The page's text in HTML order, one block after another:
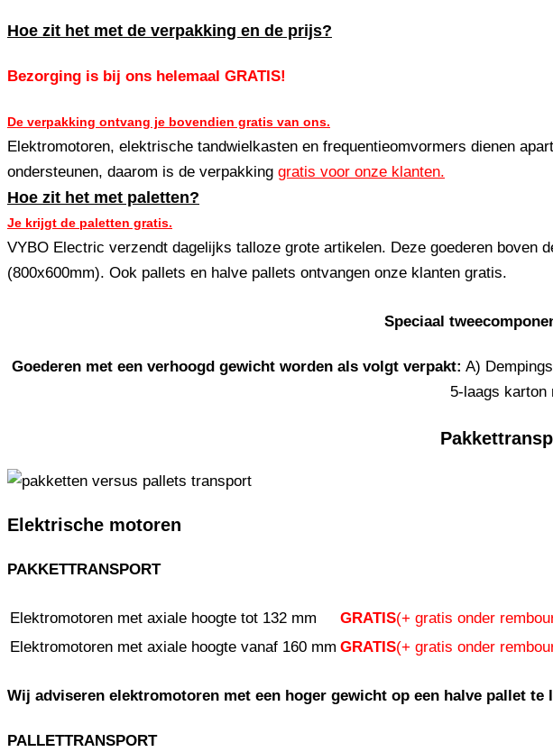
Hoe zit het met de verpakking en de prijs?
Bezorging is bij ons helemaal GRATIS!
De verpakking ontvang je bovendien gratis van ons.
Elektromotoren, elektrische tandwielkasten en frequentieomvormers dienen
ondersteunen, daarom is de verpakking gratis voor onze klanten.
Hoe zit het met paletten?
Je krijgt de paletten gratis.
VYBO Electric verzendt dagelijks talloze grote artikelen. Deze goederen boven
(800x600mm). Ook pallets en halve pallets ontvangen onze klanten gratis.
Speciaal
Goederen met een verhoogd gewicht worden als volgt verpakt: A)
5-laags
Elektrische motoren
PAKKETTRANSPORT
Elektromotoren met axiale hoogte tot 132 mm GRATIS(+ gratis onder
Elektromotoren met axiale hoogte vanaf 160 mm GRATIS(+ gratis onder
Wij adviseren elektromotoren met een hoger gewicht op een halve pallet
PALLETTRANSPORT